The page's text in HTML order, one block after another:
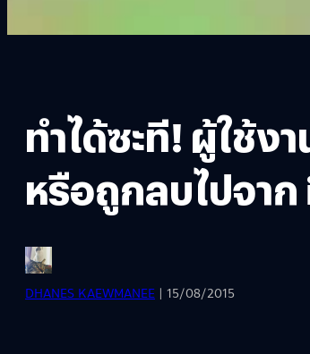
ทำได้ซะที! ผู้ใช้ง
หรือถูกลบไปจา
DHANES KAEWMANEE | 15/08/2015